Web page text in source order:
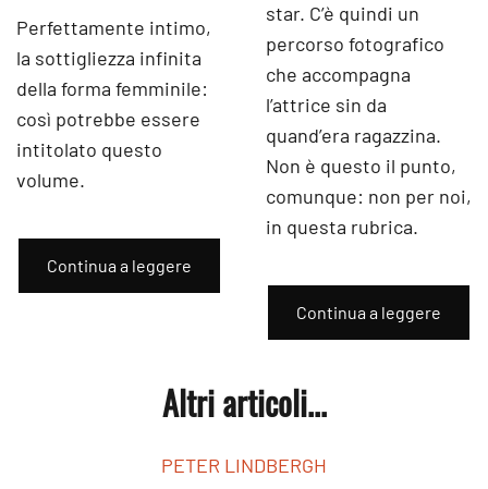
Perfettamente intimo,
la sottigliezza infinita
della forma femminile:
così potrebbe essere
intitolato questo
volume.
Continua a leggere
star. C’è quindi un
percorso fotografico
che accompagna
l’attrice sin da
quand’era ragazzina.
Non è questo il punto,
comunque: non per noi,
in questa rubrica.
Continua a leggere
Altri articoli...
PETER LINDBERGH